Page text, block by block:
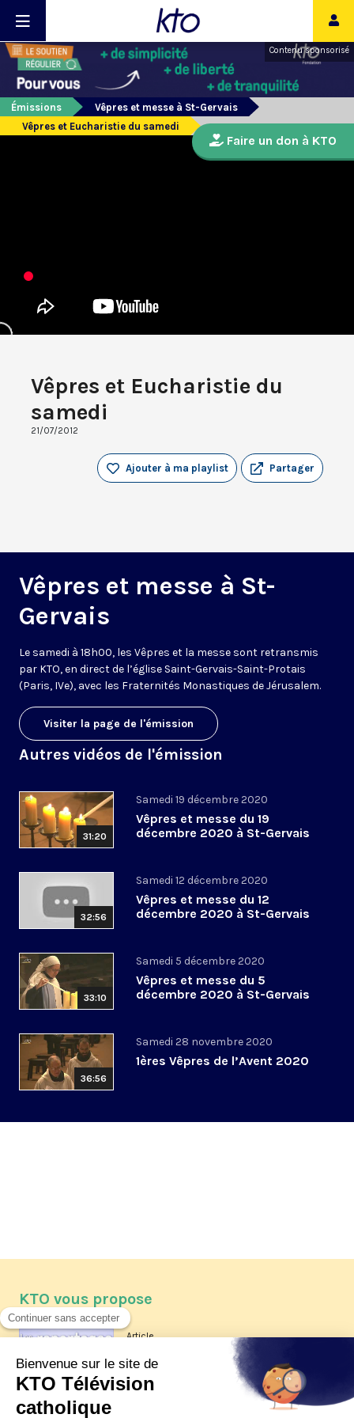
Contenu sponsorisé
Émissions
Vêpres et messe à St-Gervais
Vêpres et Eucharistie du samedi
Vêpres et Eucharistie du
samedi
21/07/2012
Partager
Ajouter à ma playlist
Vêpres et messe à St-
Gervais
Le samedi à 18h00, les Vêpres et la messe sont retransmis
par KTO, en direct de l’église Saint-Gervais-Saint-Protais
(Paris, IVe), avec les Fraternités Monastiques de Jérusalem.
Visiter la page de l'émission
Autres vidéos de l'émission
31:20
Samedi 19 décembre 2020
Vêpres et messe du 19
décembre 2020 à St-Gervais
32:56
Samedi 12 décembre 2020
Vêpres et messe du 12
décembre 2020 à St-Gervais
33:10
Samedi 5 décembre 2020
Vêpres et messe du 5
décembre 2020 à St-Gervais
36:56
Samedi 28 novembre 2020
1ères Vêpres de l’Avent 2020
Faire un don à KTO
KTO vous propose
Article
Les reportages d'été 2026 de KTO